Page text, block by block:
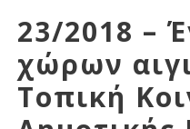
Ενότητες
23/2018 –
χώρων
Τοπική